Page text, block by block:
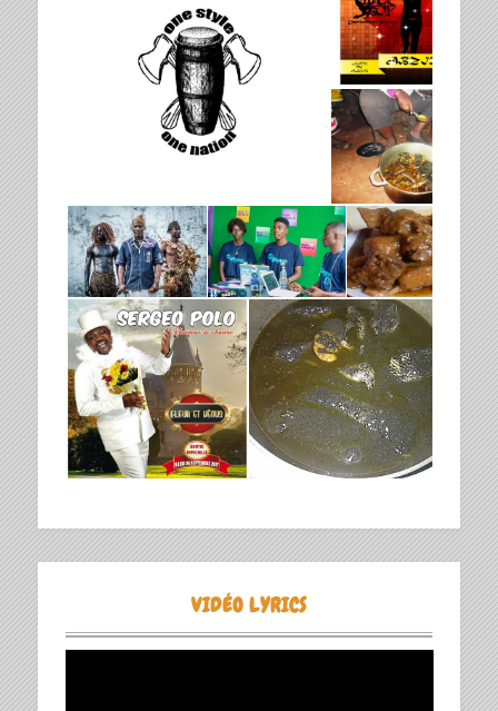
VIDÉO LYRICS